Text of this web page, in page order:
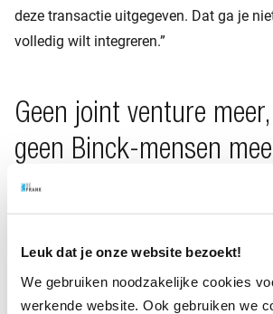
Leuk dat je onze website bezoekt!
We gebruiken noodzakelijke cookies
werkende website. Ook gebruiken we
deze transactie uitgegeven. Dat ga je
volledig wilt integreren.”
Geen joint venture
geen Binck-mensen
directie?
Bas van Meegeren heeft per 1 juni een
Binck aanvaard. Voordat hij bij BeFrank
daar ook al. Nu is Rob van Mazijk mijn